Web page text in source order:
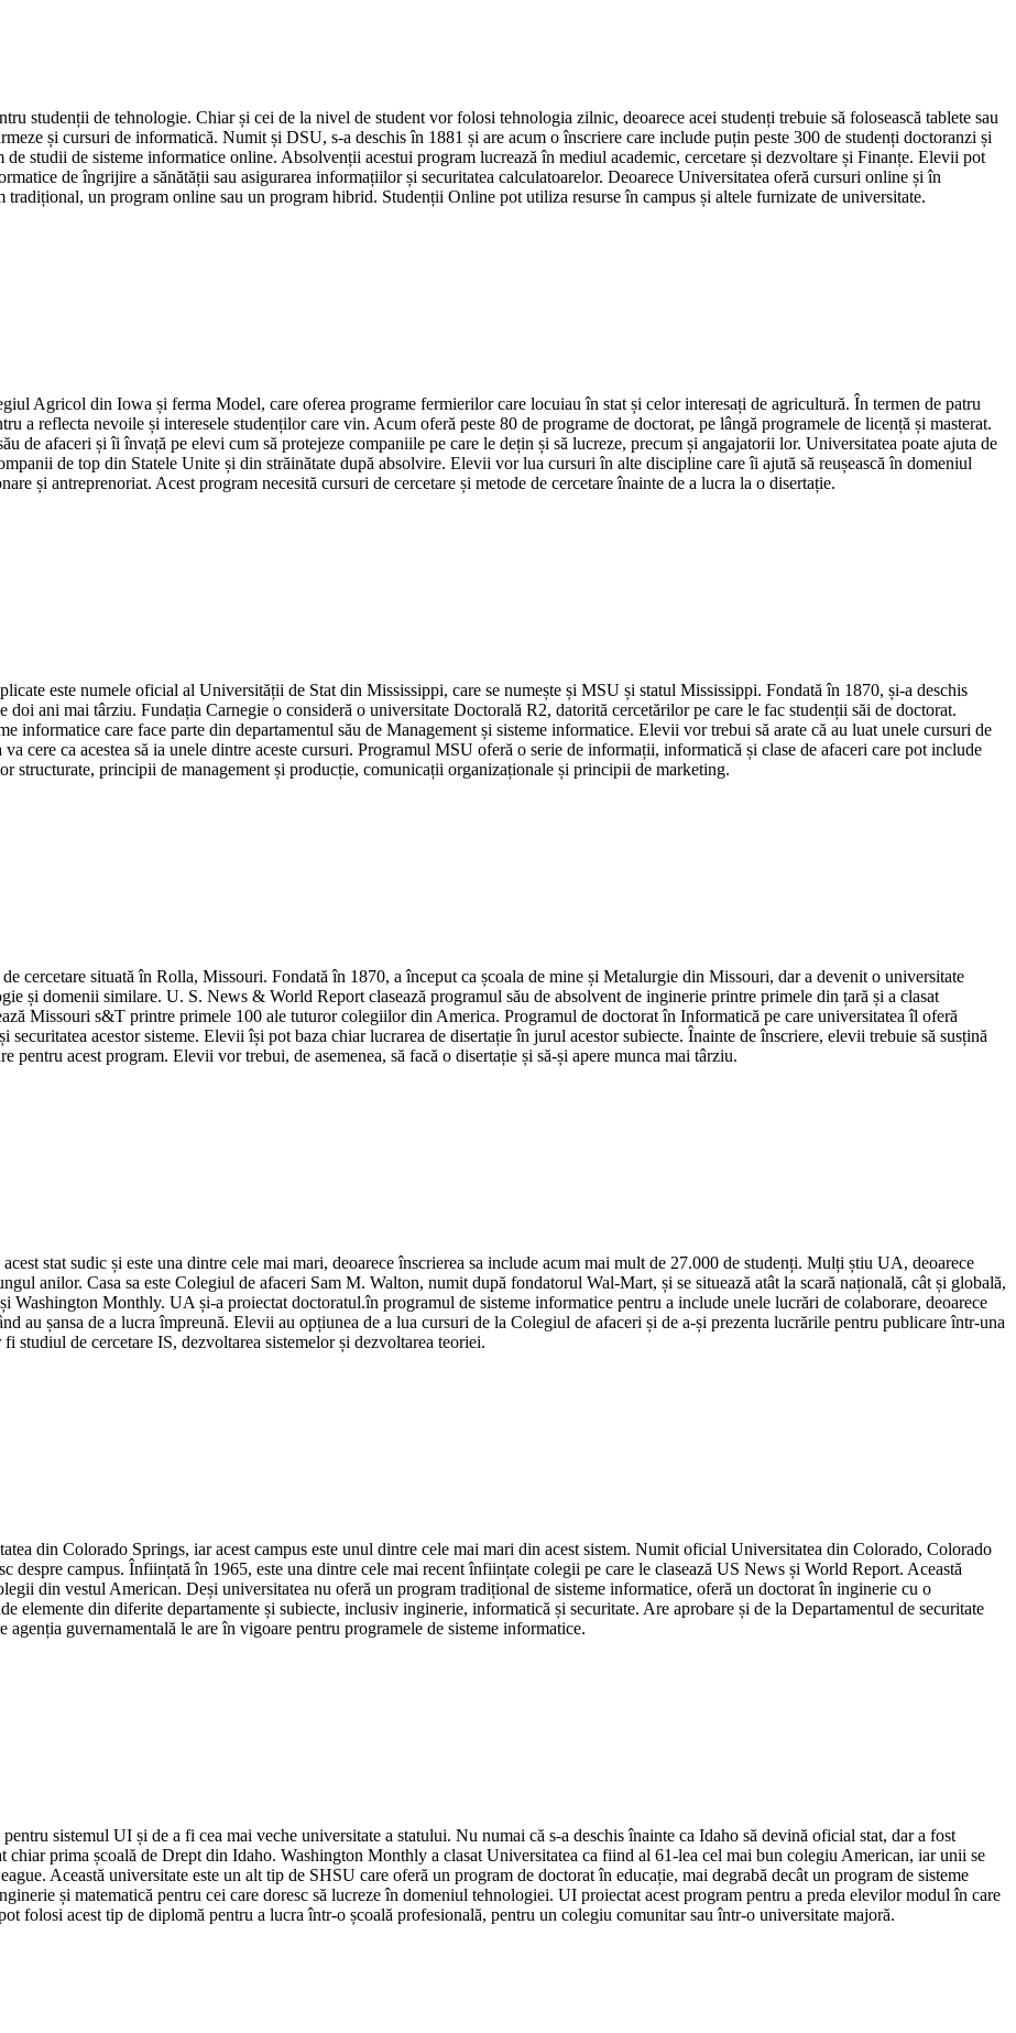
studenții de tehnologie. Chiar și cei de la nivel de student vor folosi tehnologia zilnic, deoarece acei studenți trebuie să folosească tablete sau
și cursuri de informatică. Numit și DSU, s-a deschis în 1881 și are acum o înscriere care include puțin peste 300 de studenți doctoranzi și
studii de sisteme informatice online. Absolvenții acestui program lucrează în mediul academic, cercetare și dezvoltare și Finanțe. Elevii pot
de îngrijire a sănătății sau asigurarea informațiilor și securitatea calculatoarelor. Deoarece Universitatea oferă cursuri online și în
tradițional, un program online sau un program hibrid. Studenții Online pot utiliza resurse în campus și altele furnizate de universitate.
Agricol din Iowa și ferma Model, care oferea programe fermierilor care locuiau în stat și celor interesați de agricultură. În termen de patru
a reflecta nevoile și interesele studenților care vin. Acum oferă peste 80 de programe de doctorat, pe lângă programele de licență și masterat.
de afaceri și îi învață pe elevi cum să protejeze companiile pe care le dețin și să lucreze, precum și angajatorii lor. Universitatea poate ajuta de
de top din Statele Unite și din străinătate după absolvire. Elevii vor lua cursuri în alte discipline care îi ajută să reușească în domeniul
și antreprenoriat. Acest program necesită cursuri de cercetare și metode de cercetare înainte de a lucra la o disertație.
este numele oficial al Universității de Stat din Mississippi, care se numește și MSU și statul Mississippi. Fondată în 1870, și-a deschis
ani mai târziu. Fundația Carnegie o consideră o universitate Doctorală R2, datorită cercetărilor pe care le fac studenții săi de doctorat.
informatice care face parte din departamentul său de Management și sisteme informatice. Elevii vor trebui să arate că au luat unele cursuri de
cere ca acestea să ia unele dintre aceste cursuri. Programul MSU oferă o serie de informații, informatică și clase de afaceri care pot include
structurate, principii de management și producție, comunicații organizaționale și principii de marketing.
cercetare situată în Rolla, Missouri. Fondată în 1870, a început ca școala de mine și Metalurgie din Missouri, dar a devenit o universitate
și domenii similare. U. S. News & World Report clasează programul său de absolvent de inginerie printre primele din țară și a clasat
Missouri s&T printre primele 100 ale tuturor colegiilor din America. Programul de doctorat în Informatică pe care universitatea îl oferă
acestor sisteme. Elevii își pot baza chiar lucrarea de disertație în jurul acestor subiecte. Înainte de înscriere, elevii trebuie să susțină
pentru acest program. Elevii vor trebui, de asemenea, să facă o disertație și să-și apere munca mai târziu.
stat sudic și este una dintre cele mai mari, deoarece înscrierea sa include acum mai mult de 27.000 de studenți. Mulți știu UA, deoarece
anilor. Casa sa este Colegiul de afaceri Sam M. Walton, numit după fondatorul Wal-Mart, și se situează atât la scară națională, cât și globală,
Monthly. UA și-a proiectat doctoratul.în programul de sisteme informatice pentru a include unele lucrări de colaborare, deoarece
au șansa de a lucra împreună. Elevii au opțiunea de a lua cursuri de la Colegiul de afaceri și de a-și prezenta lucrările pentru publicare într-una
studiul de cercetare IS, dezvoltarea sistemelor și dezvoltarea teoriei.
din Colorado Springs, iar acest campus este unul dintre cele mai mari din acest sistem. Numit oficial Universitatea din Colorado, Colorado
despre campus. Înființată în 1965, este una dintre cele mai recent înființate colegii pe care le clasează US News și World Report. Această
din vestul American. Deși universitatea nu oferă un program tradițional de sisteme informatice, oferă un doctorat în inginerie cu o
elemente din diferite departamente și subiecte, inclusiv inginerie, informatică și securitate. Are aprobare și de la Departamentul de securitate
agenția guvernamentală le are în vigoare pentru programele de sisteme informatice.
sistemul UI și de a fi cea mai veche universitate a statului. Nu numai că s-a deschis înainte ca Idaho să devină oficial stat, dar a fost
prima școală de Drept din Idaho. Washington Monthly a clasat Universitatea ca fiind al 61-lea cel mai bun colegiu American, iar unii se
Această universitate este un alt tip de SHSU care oferă un program de doctorat în educație, mai degrabă decât un program de sisteme
și matematică pentru cei care doresc să lucreze în domeniul tehnologiei. UI proiectat acest program pentru a preda elevilor modul în care
folosi acest tip de diplomă pentru a lucra într-o școală profesională, pentru un colegiu comunitar sau într-o universitate majoră.